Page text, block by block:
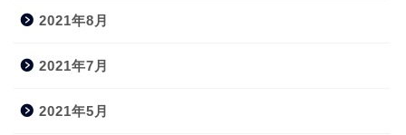
2021年8月
2021年7月
2021年5月